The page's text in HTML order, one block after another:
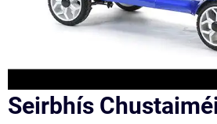
Seirbhís